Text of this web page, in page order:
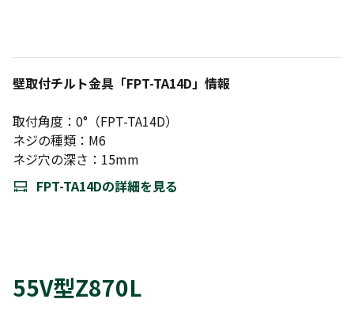
壁取付チルト金具「FPT-TA14D」情報
取付角度：0°（FPT-TA14D）
ネジの種類：M6
ネジ穴の深さ：15mm
FPT-TA14Dの詳細を見る
55V型Z870L